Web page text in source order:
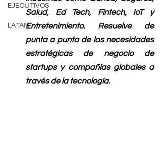
EJECUTIVOS
LATAM
Salud, Ed Tech, Fintech, IoT y
Entretenimiento. Resuelve de
punta a punta de las necesidades
estratégicas de negocio de
startups y compañías globales a
través de la tecnología.